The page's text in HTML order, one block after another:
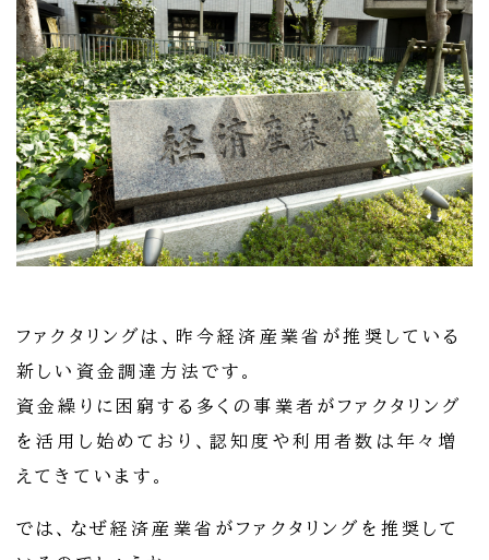
ファクタリングは、昨今経済産業省が推奨している
新しい資金調達方法です。
資金繰りに困窮する多くの事業者がファクタリング
を活用し始めており、認知度や利用者数は年々増
えてきています。
では、なぜ経済産業省がファクタリングを推奨して